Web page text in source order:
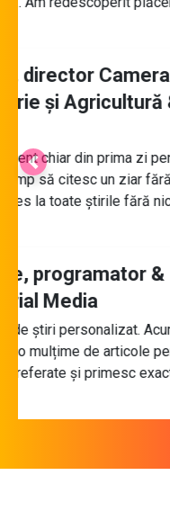
Claudiu
”Timpul este
în fiecare seară un
interesează cu
VOI
CÂND POT ANULA
Când vrei, trebuie
perioadei pentru care